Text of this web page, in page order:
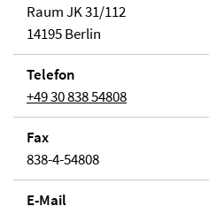
Raum JK 31/112
14195 Berlin
Telefon
+49 30 838 54808
Fax
838-4-54808
E-Mail